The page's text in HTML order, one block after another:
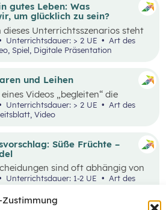
Zustimmung
gutes Leben: Was
um glücklich zu sein?
Unterrichtsszenarios steht
„Nervus Rerum“, welches den
als Faktor für ein gutes
zwischen Geld und einem
bewerten.
Unterrichtsdauer: > 2 UE
Art des
Spiel, Digitale Präsentation
und Leihen
Videos „begleiten“ die
eine jugendliche Person bei der
Bankgeschäfte und
einen ersten Überblick, welche
Laufdiktat wird das erworbene
Unterrichtsdauer: > 2 UE
Video
Süße Früchte –
sind oft abhängig von
die andere Menschen davor
Wenn wir zum Beispiel
können wir nur Waren
Unternehmen vorher
Unterrichtsdauer: 1-2 UE
Art des